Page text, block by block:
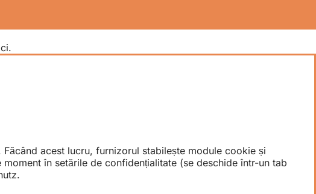
acest lucru, furnizorul stabilește module cookie și
în setările de confidențialitate (se deschide într-un tab